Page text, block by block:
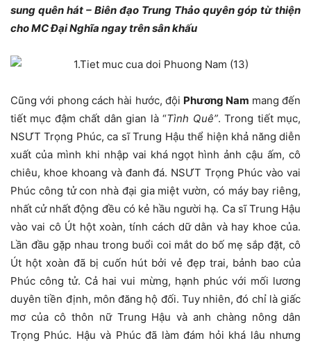
sung quên hát – Biên đạo Trung Thảo quyên góp từ thiện
cho MC Đại Nghĩa ngay trên sân khấu
Cũng với phong cách hài hước, đội Phương Nam mang đến
tiết mục đậm chất dân gian là “Tình Quê”. Trong tiết mục,
NSƯT Trọng Phúc, ca sĩ Trung Hậu thể hiện khả năng diễn
xuất của mình khi nhập vai khá ngọt hình ảnh cậu ấm, cô
chiêu, khoe khoang và đanh đá. NSƯT Trọng Phúc vào vai
Phúc công tử con nhà đại gia miệt vườn, có máy bay riêng,
nhất cử nhất động đều có kẻ hầu người hạ. Ca sĩ Trung Hậu
vào vai cô Út hột xoàn, tính cách dữ dằn và hay khoe của.
Lần đầu gặp nhau trong buổi coi mắt do bố mẹ sắp đặt, cô
Út hột xoàn đã bị cuốn hút bởi vẻ đẹp trai, bảnh bao của
Phúc công tử. Cả hai vui mừng, hạnh phúc với mối lương
duyên tiền định, môn đăng hộ đối. Tuy nhiên, đó chỉ là giấc
mơ của cô thôn nữ Trung Hậu và anh chàng nông dân
Trọng Phúc. Hậu và Phúc đã làm đám hỏi khá lâu nhưng